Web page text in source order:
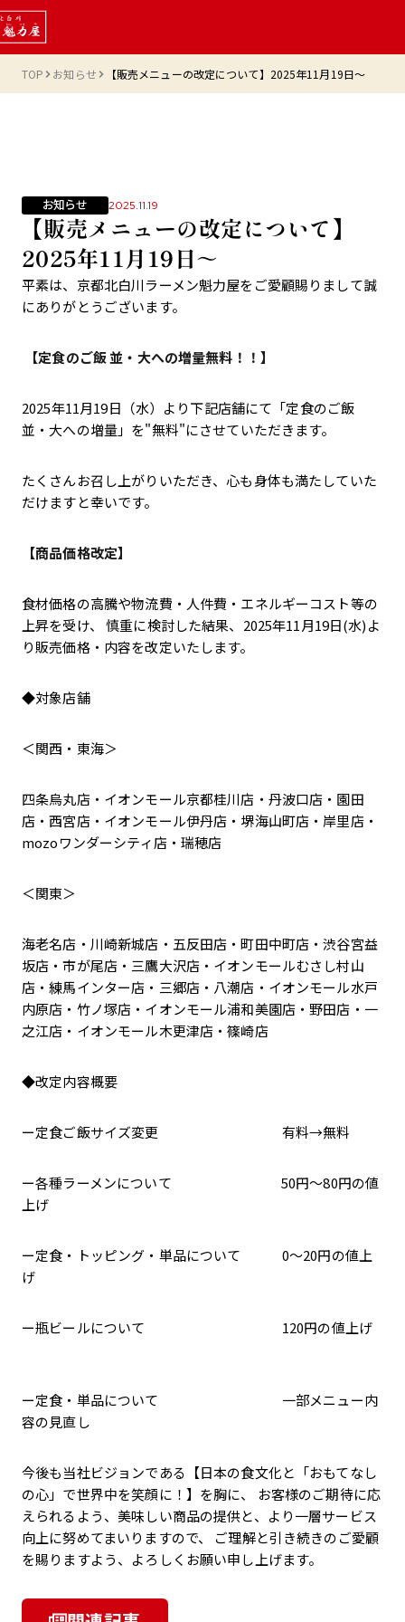
TOP お知らせ 【販売メニューの改定について】2025年11月19日～
お知らせ 2025.11.19
【販売メニューの改定について】
2025年11月19日～
平素は、京都北白川ラーメン魁力屋をご愛顧賜りまして誠
にありがとうございます。
【定食のご飯 並・大への増量無料！！】
2025年11月19日（水）より下記店舗にて「定食のご飯
並・大への増量」を"無料"にさせていただきます。
たくさんお召し上がりいただき、心も身体も満たしていた
だけますと幸いです。
【商品価格改定】
食材価格の高騰や物流費・人件費・エネルギーコスト等の
上昇を受け、 慎重に検討した結果、2025年11月19日(水)よ
り販売価格・内容を改定いたします。
◆対象店舗
＜関西・東海＞
四条烏丸店・イオンモール京都桂川店・丹波口店・園田
店・西宮店・イオンモール伊丹店・堺海山町店・岸里店・
mozoワンダーシティ店・瑞穂店
＜関東＞
海老名店・川崎新城店・五反田店・町田中町店・渋谷宮益
坂店・市が尾店・三鷹大沢店・イオンモールむさし村山
店・練馬インター店・三郷店・八潮店・イオンモール水戸
内原店・竹ノ塚店・イオンモール浦和美園店・野田店・一
之江店・イオンモール木更津店・篠崎店
◆改定内容概要
ー定食ご飯サイズ変更 有料→無料
ー各種ラーメンについて 50円～80円の値
上げ
ー定食・トッピング・単品について 0～20円の値上
げ
ー瓶ビールについて 120円の値上げ
ー定食・単品について 一部メニュー内
容の見直し
今後も当社ビジョンである【日本の食文化と「おもてなし
の心」で世界中を笑顔に！】を胸に、 お客様のご期待に応
えられるよう、美味しい商品の提供と、より一層サービス
向上に努めてまいりますので、 ご理解と引き続きのご愛顧
を賜りますよう、よろしくお願い申し上げます。